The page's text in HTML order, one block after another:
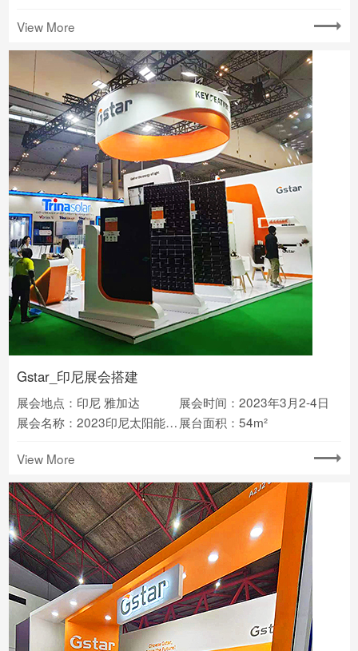
View More
Gstar_印尼展会搭建
展会地点：印尼 雅加达
展会时间：2023年3月2-4日
展会名称：2023印尼太阳能光伏展 展台面积：54m²
View More